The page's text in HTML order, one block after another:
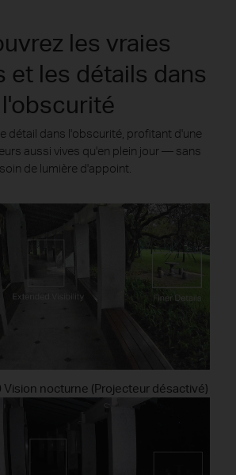
les vraies
et les détails dans
l'obscurité
détail dans l'obscurité, profitant d'une
aussi vives qu'en plein jour — sans
de lumière d'appoint.
Vision nocturne (Projecteur désactivé)